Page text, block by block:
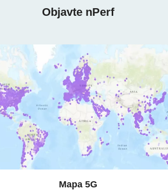
Objavte nPerf
Mapa 5G